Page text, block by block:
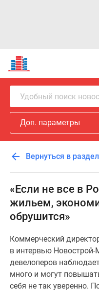
Новостройки
Квартиры
Ипотека
Новостройки
Москвы
Новостройки
Подмосковья
Новостройки
Москвы
Готовые
новостройки
Новостройки
карте
предложения
Коммерческие
помещения
Продавцы
Удобный поиск
Доп. параметры
Вернуться в раздел
«Если не все в
жильем,
обрушится»
Коммерческий
в интервью Новострой-
девелоперов
много и могут
себя не так уверенно.